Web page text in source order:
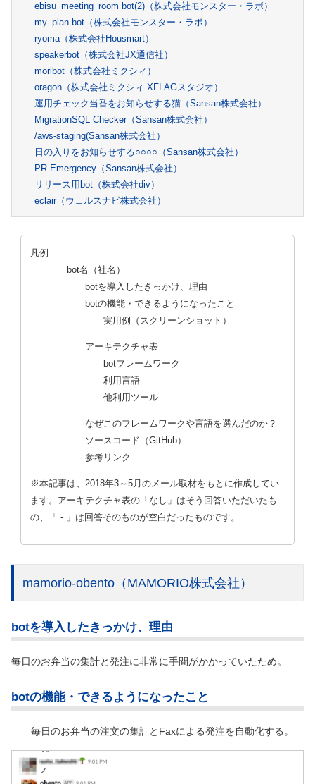
ebisu_meeting_room bot(2) （株式会社モンスター・ラボ）
my_plan bot （株式会社モンスター・ラボ）
ryoma （株式会社Housmart）
speakerbot （株式会社JX通信社）
moribot （株式会社ミクシィ）
oragon （株式会社ミクシィ XFLAGスタジオ）
運用チェック当番をお知らせする猫 （Sansan株式会社）
MigrationSQL Checker（Sansan株式会社）
/aws-staging(Sansan株式会社）
日の入りをお知らせする○○○○ （Sansan株式会社）
PR Emergency （Sansan株式会社）
リリース用bot （株式会社div）
eclair（ウェルスナビ株式会社）
凡例
bot名
（社名）
botを導入したきっかけ、理由
botの機能・できるようになったこと
実用例
（スクリーンショット）
アーキテクチャ表
botフレームワーク
利用言語
他利用ツール
なぜこのフレームワークや言語を選んだのか？
ソースコード （GitHub）
参考リンク
※本記事は、2018年3～5月のメール取材をもとに作成してい
ます。アーキテクチャ表の「なし」はそう回答いただいたも
の、「 - 」は回答そのものが空白だったものです。
mamorio-obento （MAMORIO株式会社）
botを導入したきっかけ、理由
毎日のお弁当の集計と発注に非常に手間がかかっていたため。
botの機能・できるようになったこと
毎日のお弁当の注文の集計とFaxによる発注を自動化する。